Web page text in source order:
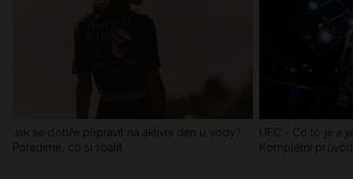
Jak se dobře připravit na aktivní den u vody?
Poradíme, co si sbalit
UFC - Co to je a
Kompletní